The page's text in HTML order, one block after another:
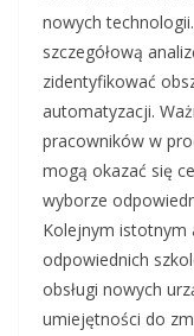
nowych
szczegółową
zidentyfikować
automatyzacji.
pracowników w
mogą okazać się
wyborze
Kolejnym istotnym
odpowiednich
obsługi nowych
umiejętności do